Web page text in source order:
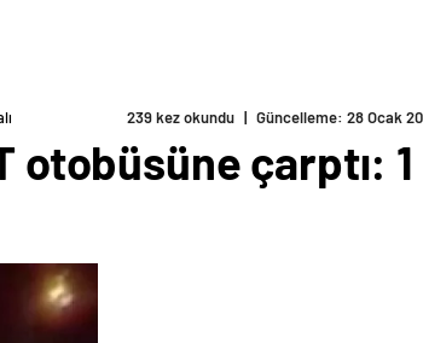
239 kez okundu | Güncelleme: 28 Ocak
otobüsüne çarptı: 1